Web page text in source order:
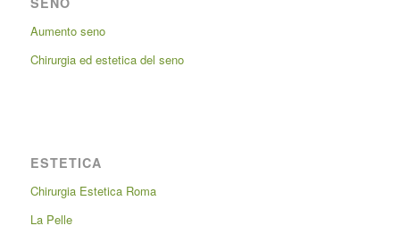
Aumento seno
Chirurgia ed estetica del seno
ESTETICA
Chirurgia Estetica Roma
La Pelle